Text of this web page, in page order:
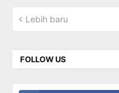
Lebih baru
FOLLOW US